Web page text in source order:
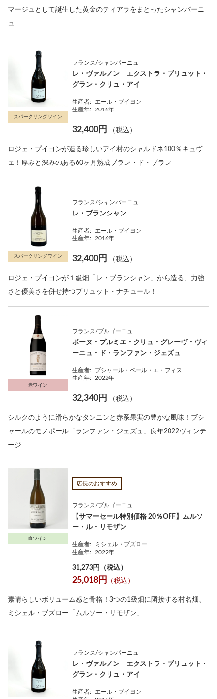
マージュとして誕生した黄金のティアラをまとったシャンパーニ
ュ
スパークリングワイン
フランス/シャンパーニュ
レ・ヴァルノン エクストラ・ブリュット・
グラン・クリュ・アイ
生産者:
エール・プイヨン
生産年:
2016年
32,400円 （税込）
ロジェ・プイヨンが造る珍しいアイ村のシャルドネ100％キュヴ
ェ！厚みと深みのある60ヶ月熟成ブラン・ド・ブラン
スパークリングワイン
フランス/シャンパーニュ
レ・ブランシャン
生産者:
エール・プイヨン
生産年:
2016年
32,400円 （税込）
ロジェ・プイヨンが１級畑「レ・ブランシャン」から造る、力強
さと優美さを併せ持つブリュット・ナチュール！
赤ワイン
フランス/ブルゴーニュ
ボーヌ・プルミエ・クリュ・グレーヴ・ヴィ
ーニュ・ド・ランファン・ジェズュ
生産者:
ブシャール・ペール・エ・フィス
生産年:
2022年
32,340円 （税込）
シルクのように滑らかなタンニンと赤系果実の豊かな風味！ブシ
ャールのモノポール「ランファン・ジェズュ」良年2022ヴィンテ
ージ
白ワイン
店長のおすすめ
フランス/ブルゴーニュ
【サマーセール特別価格 20％OFF】ムルソ
ー・ル・リモザン
生産者:
ミシェル・ブズロー
生産年:
2022年
31,273円（税込）
25,018円 （税込）
素晴らしいボリューム感と骨格！3つの1級畑に隣接する村名畑、
ミシェル・ブズロー「ムルソー・リモザン」
フランス/シャンパーニュ
レ・ヴァルノン エクストラ・ブリュット・
グラン・クリュ・アイ
生産者:
エール・プイヨン